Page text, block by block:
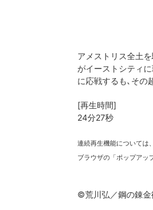
ッドレイ:柴田秀勝／スカー:三宅健太
／オリヴィエ・ミラ・アームストロン
原作:荒川弘(「鋼の錬金術師」スクウ
デザイン:金平和茂／美術監督:佐藤豪
メーション制作:ボンズ／製作:鋼の錬金
©荒川弘／鋼の錬金術師製作委員会
アメストリス全土
がイーストシティ
に応戦するも､その
[再生時間]
24分27秒
連続再生機能については、
ブラウザの「ポップアッ
©荒川弘／鋼の錬金